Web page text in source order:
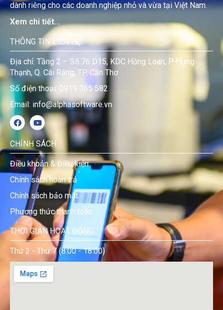
dành riêng cho các doanh nghiệp nhỏ và vừa tại Việt Nam.
Xem chi tiết...
THÔNG TIN LIÊN HỆ
Địa chỉ: Tầng 2 – Số 76 D15, KDC Hồng Loan, P. Hưng
Thạnh, Q. Cái Răng, TP. Cần Thơ
Số điện thoại: 0919 065 582
Email: info@alphasoftware.vn
CHÍNH SÁCH
Điều khoản & Điều kiện
Chính sách hoàn trả
Chính sách bảo mật
Phương thức thanh toán
THỜI GIAN HOẠT ĐỘNG
Thứ 2 - Thứ 7 (8:00 - 18:00)